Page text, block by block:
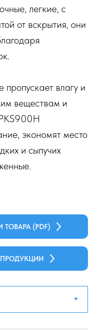
легкие, с
от вскрытия, они
влагу и
веществам и
экономят место
и сыпучих
(PDF)
ПРОДУКЦИИ